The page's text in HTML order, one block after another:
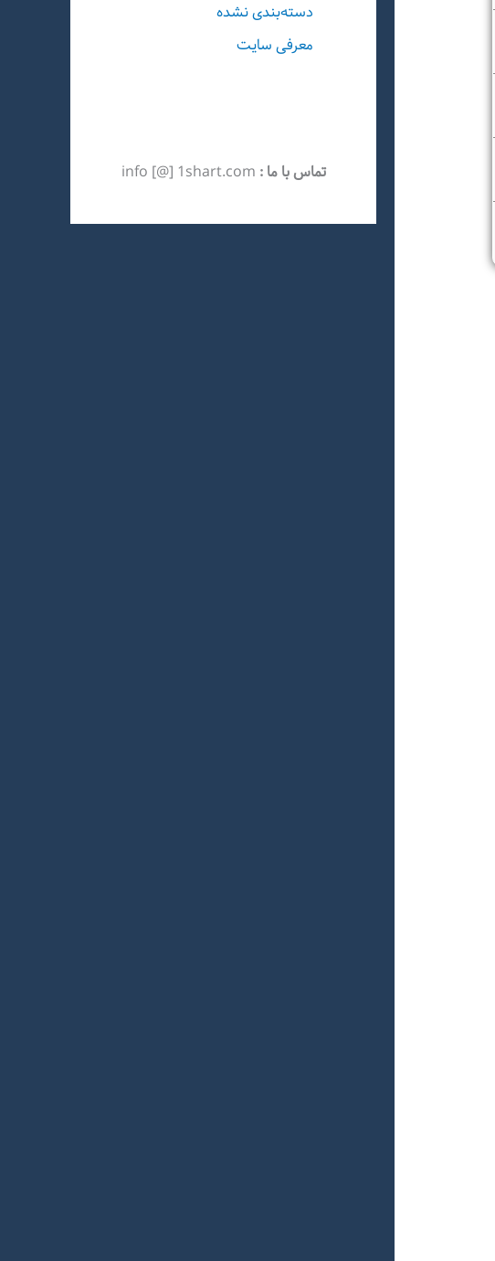
دسته‌بندی نشده
معرفی سایت
تماس با ما : info [@] 1shart.com